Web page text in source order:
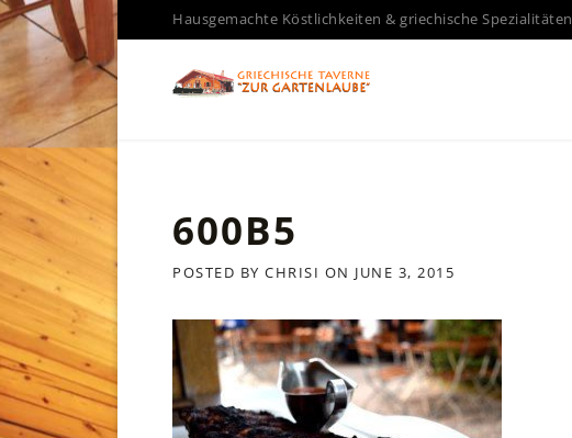
Skip
to
content
Hausgemachte Köstlichkeiten & griechische Spezialitäten
600B5
POSTED BY CHRISI ON JUNE 3, 2015